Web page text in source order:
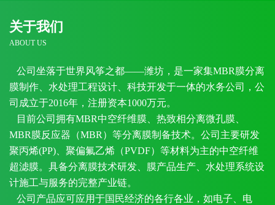
关于我们
ABOUT US
公司坐落于世界风筝之都——潍坊，是一家集MBR膜分离
膜制作、水处理工程设计、科技开发于一体的水务公司，公
司成立于2016年，注册资本1000万元。
目前公司拥有MBR中空纤维膜、热致相分离微孔膜、
MBR膜反应器（MBR）等分离膜制备技术。公司主要研发
聚丙烯(PP)、聚偏氟乙烯（PVDF）等材料为主的中空纤维
超滤膜。具备分离膜技术研发、膜产品生产、水处理系统设
计施工与服务的完整产业链。
公司产品应可应用于国民经济的各行各业，如电子、电